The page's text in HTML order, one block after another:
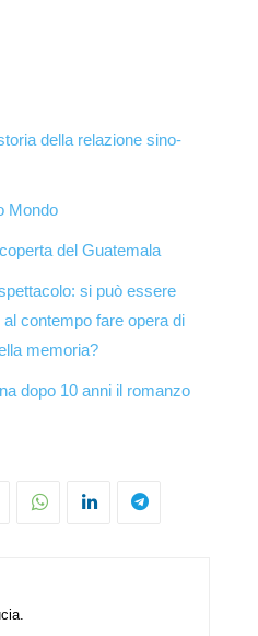
della relazione sino-
Mondo
del Guatemala
si può essere
contempo fare opera di
memoria?
dopo 10 anni il romanzo